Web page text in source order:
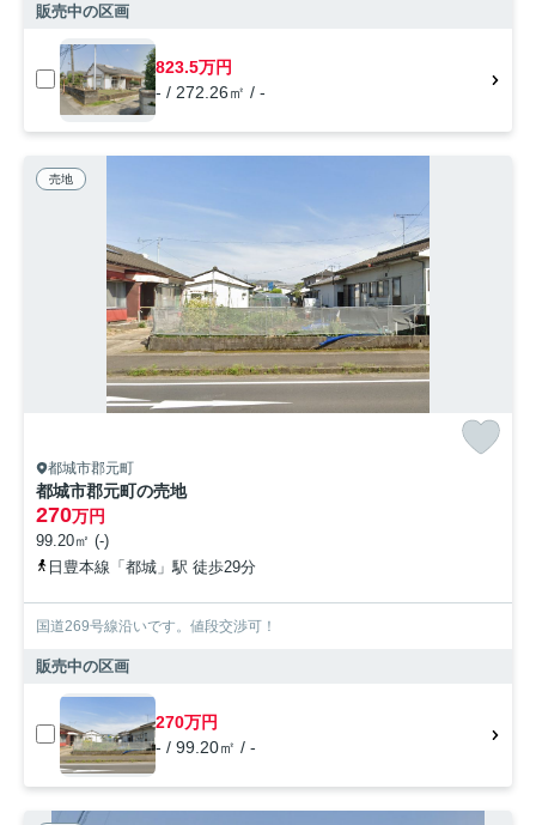
販売中の区画
823.5万円
- / 272.26㎡ / -
売地
都城市郡元町
都城市郡元町の売地
270万円
99.20㎡ (-)
日豊本線「都城」駅 徒歩29分
国道269号線沿いです。値段交渉可！
販売中の区画
270万円
- / 99.20㎡ / -